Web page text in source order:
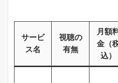
サービ
ス名
視聴の
有無
月額
金（
込）